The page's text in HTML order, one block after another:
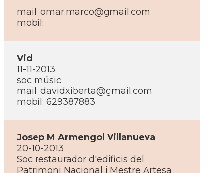
mail: omar.marco@gmail.com
mobil:
Vid
11-11-2013
soc músic
mail: davidxiberta@gmail.com
mobil: 629387883
Josep M Armengol Villanueva
20-10-2013
Soc restaurador d'edificis del
Patrimoni Nacional i Mestre Artesa